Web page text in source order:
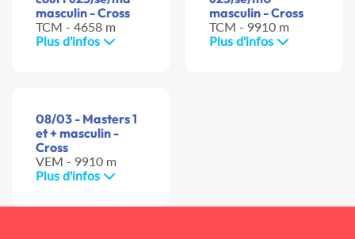
masculin - Cross
TCM - 4658 m
Plus d'infos
masculin - Cross
TCM - 9910 m
Plus d'infos
08/03 - Masters 1
et + masculin -
Cross
VEM - 9910 m
Plus d'infos